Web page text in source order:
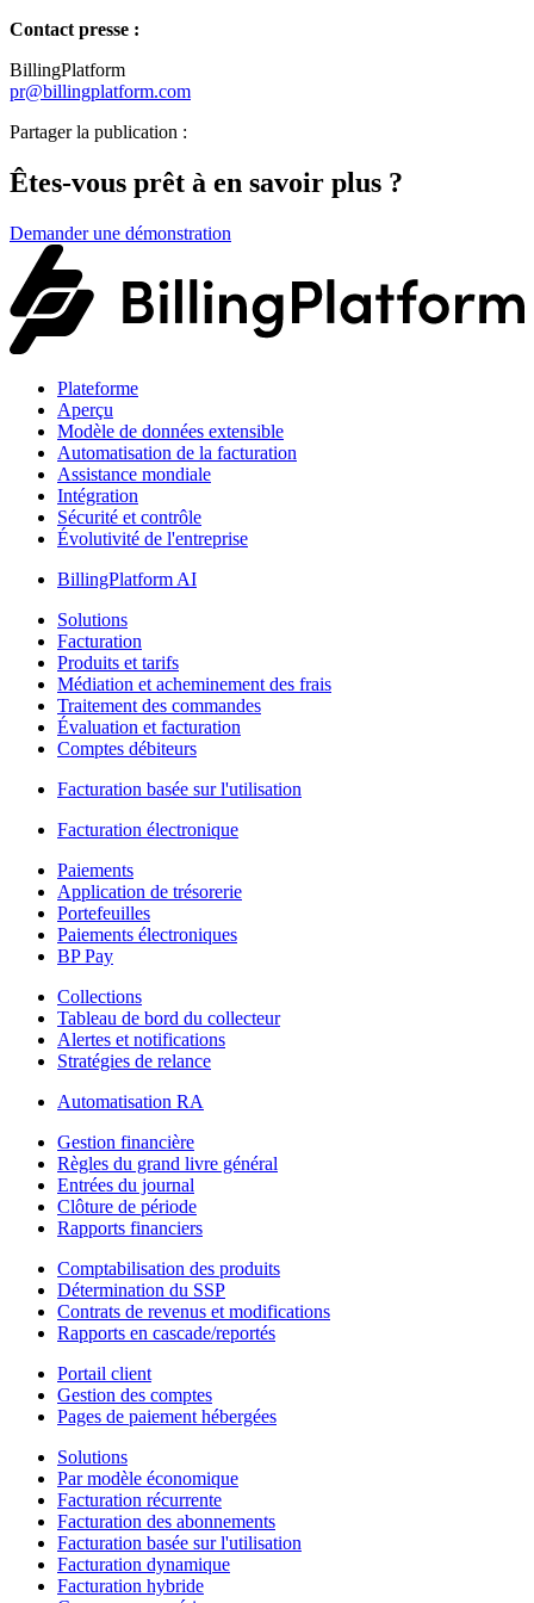
Contact presse :
BillingPlatform
pr@billingplatform.com
Partager la publication :
Êtes-vous prêt à en savoir plus ?
Demander une démonstration
Plateforme
Aperçu
Modèle de données extensible
Automatisation de la facturation
Assistance mondiale
Intégration
Sécurité et contrôle
Évolutivité de l'entreprise
BillingPlatform AI
Solutions
Facturation
Produits et tarifs
Médiation et acheminement des frais
Traitement des commandes
Évaluation et facturation
Comptes débiteurs
Facturation basée sur l'utilisation
Facturation électronique
Paiements
Application de trésorerie
Portefeuilles
Paiements électroniques
BP Pay
Collections
Tableau de bord du collecteur
Alertes et notifications
Stratégies de relance
Automatisation RA
Gestion financière
Règles du grand livre général
Entrées du journal
Clôture de période
Rapports financiers
Comptabilisation des produits
Détermination du SSP
Contrats de revenus et modifications
Rapports en cascade/reportés
Portail client
Gestion des comptes
Pages de paiement hébergées
Solutions
Par modèle économique
Facturation récurrente
Facturation des abonnements
Facturation basée sur l'utilisation
Facturation dynamique
Facturation hybride